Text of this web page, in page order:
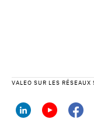
VALEO SUR LES RÉSEAUX